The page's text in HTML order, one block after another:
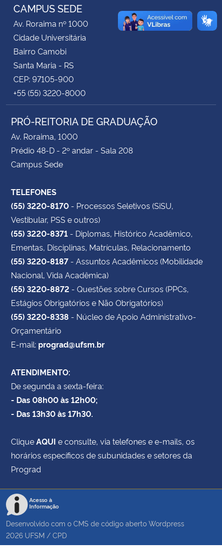
Banco Central do Brasil
CAMPUS SEDE
Av. Roraima nº 1000
Cidade Universitária
Bairro Camobi
Santa Maria - RS
CEP: 97105-900
+55 (55) 3220-8000
PRÓ-REITORIA DE GRADUAÇÃO
Av. Roraima, 1000
Prédio 48-D - 2º andar - Sala 208
Campus Sede
TELEFONES
(55) 3220-8170 - Processos Seletivos (SiSU,
Vestibular, PSS e outros)
(55) 3220-8371 - Diplomas, Histórico Acadêmico,
Ementas, Disciplinas, Matrículas, Relacionamento
(55) 3220-8187 - Assuntos Acadêmicos (Mobilidade
Nacional, Vida Acadêmica)
(55) 3220-8872 - Questões sobre Cursos (PPCs,
Estágios Obrigatórios e Não Obrigatórios)
(55) 3220-8338 - Núcleo de Apoio Administrativo-
Orçamentário
E-mail: prograd@ufsm.br
ATENDIMENTO:
De segunda a sexta-feira:
- Das 08h00 às 12h00;
- Das 13h30 às 17h30.
CliqueAQUI e consulte, via telefones e e-mails, os
horários específicos de subunidades e setores da
Prograd
Acesso à
Informação
Desenvolvido com o CMS de código aberto Wordpress
2026 UFSM / CPD